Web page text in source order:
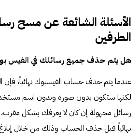
الأسئلة الشائعة عن مسح
الطرفين
هل يتم حذف جميع رسائلك في الفيس
عندما يتم حذف حساب الفيسبوك نهائياً،
لكنها ستكون بدون صورة وبدون اسم
رسائل مجهولة إن كان لا يعرفك بشكل
نهائياً قبل حذف الحساب وذلك من خلال